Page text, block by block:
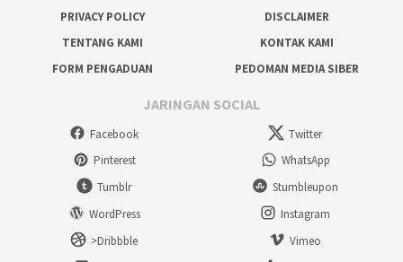
PRIVACY POLICY
DISCLAIMER
TENTANG KAMI
KONTAK KAMI
FORM PENGADUAN
PEDOMAN MEDIA SIBER
JARINGAN SOCIAL
Facebook
Twitter
Pinterest
WhatsApp
Tumblr
Stumbleupon
WordPress
Instagram
>Dribbble
Vimeo